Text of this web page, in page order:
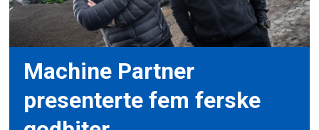
Machine Partner
presenterte fem ferske